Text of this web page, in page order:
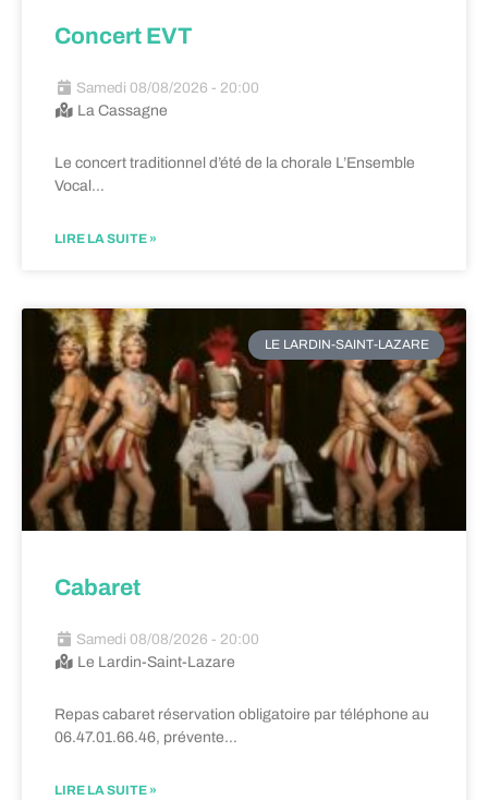
Concert EVT
Samedi 08/08/2026 - 20:00
La Cassagne
Le concert traditionnel d’été de la chorale L’Ensemble
Vocal…
LIRE LA SUITE »
LE LARDIN-SAINT-LAZARE
Cabaret
Samedi 08/08/2026 - 20:00
Le Lardin-Saint-Lazare
Repas cabaret réservation obligatoire par téléphone au
06.47.01.66.46, prévente…
LIRE LA SUITE »